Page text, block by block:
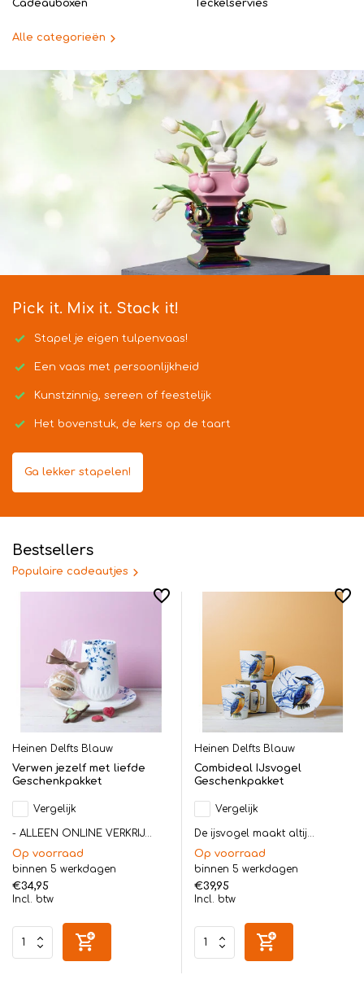
Cadeauboxen Teckelservies
Alle categorieën
Pick it. Mix it. Stack it!
Stapel je eigen tulpenvaas!
Een vaas met persoonlijkheid
Kunstzinnig, sereen of feestelijk
Het bovenstuk, de kers op de taart
Ga lekker stapelen!
Bestsellers
Populaire cadeautjes
Heinen Delfts Blauw
Verwen jezelf met liefde
Geschenkpakket
Vergelijk
- ALLEEN ONLINE VERKRIJ...
Op voorraad
binnen 5 werkdagen
€34,95
Incl. btw
Heinen Delfts Blauw
Combideal IJsvogel
Geschenkpakket
Vergelijk
De ijsvogel maakt altij...
Op voorraad
binnen 5 werkdagen
€39,95
Incl. btw